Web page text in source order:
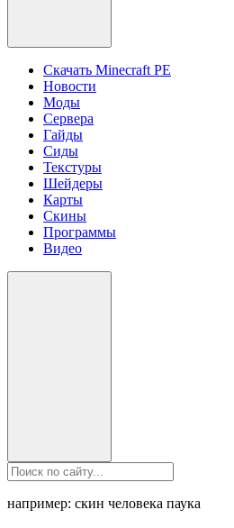
Скачать Minecraft PE
Новости
Моды
Сервера
Гайды
Сиды
Текстуры
Шейдеры
Карты
Скины
Программы
Видео
например: скин человека паука